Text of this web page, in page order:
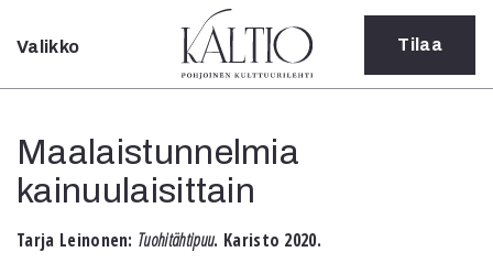
Sulje
Verkkoartikkeli
Teatteri
Tanssi
Valikko Tilaa
Maalaistunnelmia
kainuulaisittain
Tarja Leinonen: Tuohitähtipuu. Karisto 2020.